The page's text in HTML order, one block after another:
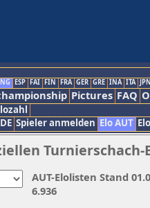
ESP FAI FIN FRA GER GRE INA ITA JPN
Pictures FAQ
Spieler anmelden Elo AUT
Turnierschach-
AUT-Elolisten Stand
6.936